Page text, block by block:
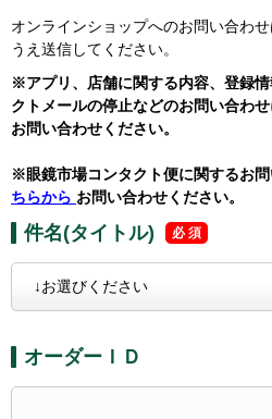
オンラインショップへのお問い合わ
うえ送信してください。
※アプリ、店舗に関する内容、登録
クトメールの停止などのお問い合わ
お問い合わせください。
※眼鏡市場コンタクト便に関するお
ちらから お問い合わせください。
件名(タイトル)
オーダーＩＤ